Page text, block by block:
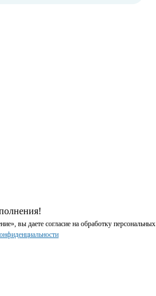
вы даете согласие на обработку персональных